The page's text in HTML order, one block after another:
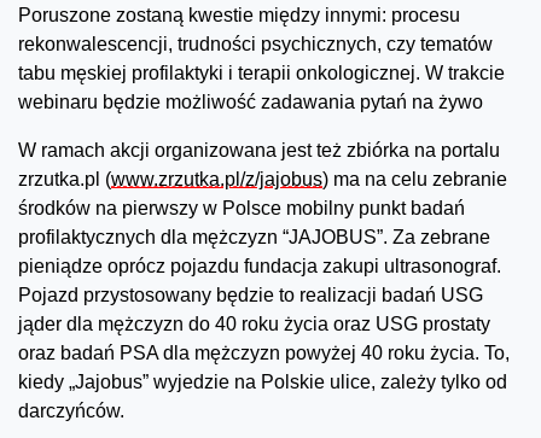
Poruszone zostaną kwestie między innymi: procesu
rekonwalescencji, trudności psychicznych, czy tematów
tabu męskiej profilaktyki i terapii onkologicznej. W trakcie
webinaru będzie możliwość zadawania pytań na żywo
W ramach akcji organizowana jest też zbiórka na portalu
zrzutka.pl (www.zrzutka.pl/z/jajobus) ma na celu zebranie
środków na pierwszy w Polsce mobilny punkt badań
profilaktycznych dla mężczyzn “JAJOBUS”. Za zebrane
pieniądze oprócz pojazdu fundacja zakupi ultrasonograf.
Pojazd przystosowany będzie to realizacji badań USG
jąder dla mężczyzn do 40 roku życia oraz USG prostaty
oraz badań PSA dla mężczyzn powyżej 40 roku życia. To,
kiedy „Jajobus” wyjedzie na Polskie ulice, zależy tylko od
darczyńców.